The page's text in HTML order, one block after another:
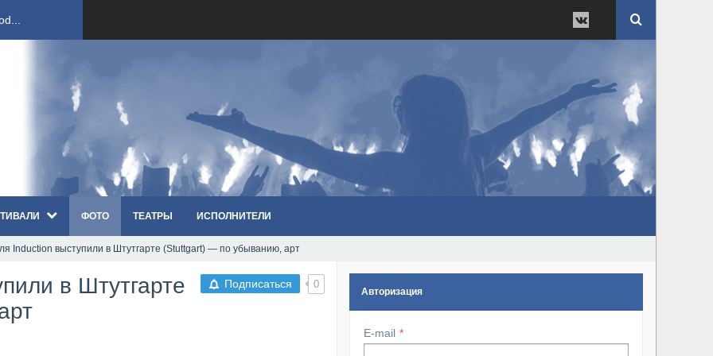
ко...
«...
ФОТО ТЕАТРЫ ИСПОЛНИТЕЛИ
Induction выступили в Штутгарте (Stuttgart) — по убыванию, арт
Подписаться 0
в Штутгарте
Авторизация
E-mail